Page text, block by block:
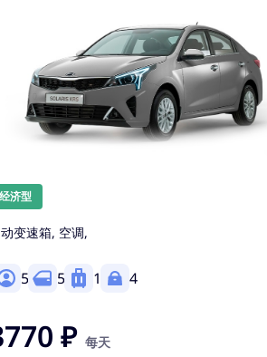
经济型
变速箱, 空调,
5 5 1 4
₽ 每天